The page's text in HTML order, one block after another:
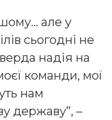
але у
сьогодні не
надія на
команди, мої
нам
державу”, –